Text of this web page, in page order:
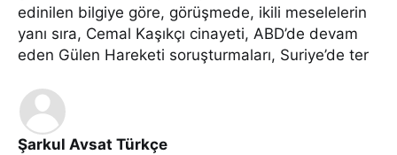
edinilen bilgiye göre, görüşmede, ikili meselelerin
yanı sıra, Cemal Kaşıkçı cinayeti, ABD’de devam
eden Gülen Hareketi soruşturmaları, Suriye’de ter
Şarkul Avsat Türkçe